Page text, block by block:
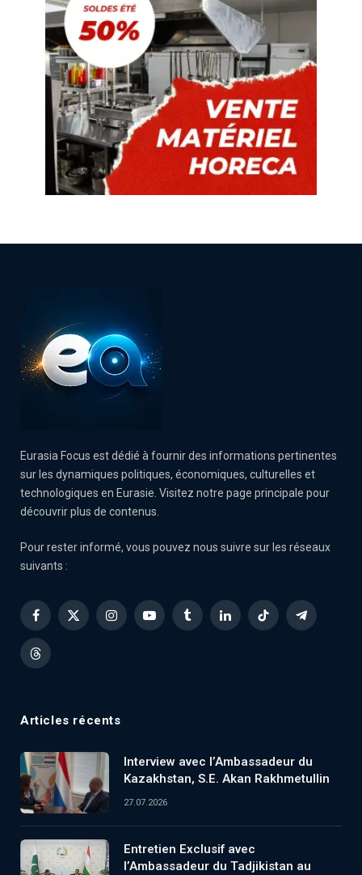
Eurasia Focus est dédié à fournir des informations pertinentes
sur les dynamiques politiques, économiques, culturelles et
technologiques en Eurasie. Visitez notre page principale pour
découvrir plus de contenus.
Pour rester informé, vous pouvez nous suivre sur les réseaux
suivants :
Facebook
X
InstagramYouTubeTumblrLinkedInTikTok Telegram
Threads
Articles récents
Interview avec l’Ambassadeur du
Kazakhstan, S.E. Akan Rakhmetullin
27.07.2026
Entretien Exclusif avec
l’Ambassadeur du Tadjikistan au